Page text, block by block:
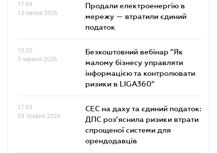
17.09
13 липня 2026
Продали електроенергію в
мережу — втратили єдиний
податок
10.55
3 червня 2026
Безкоштовний вебінар "Як
малому бізнесу управляти
інформацією та контролювати
ризики в LIGA360"
17.03
29 травня 2026
СЕС на даху та єдиний податок:
ДПС роз’яснила ризики втрати
спрощеної системи для
орендодавців